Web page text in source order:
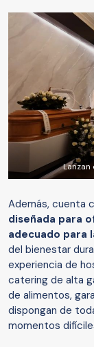
Lanzan
Además, cuenta
diseñada para
adecuado para
del bienestar
experiencia de
catering de alta
de alimentos,
dispongan de
momentos